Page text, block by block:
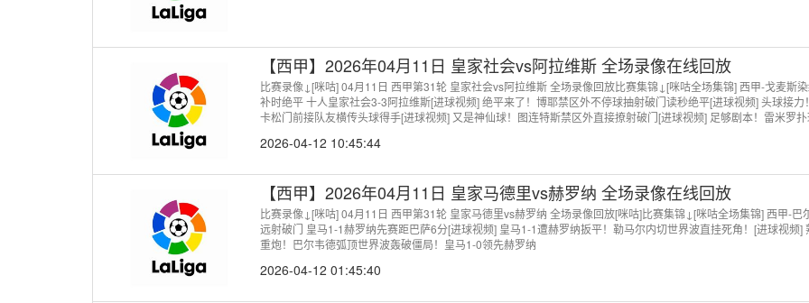
【西甲】2026年04月11日 皇家社会vs阿拉维斯 全场录像在线回放
比赛录像↓[咪咕] 04月11日 西甲第31轮 皇家社会vs阿拉维斯 全场录像回放比赛集锦↓[咪咕全场集锦] 西甲-戈麦斯
补时绝平 十人皇家社会3-3阿拉维斯[进球视频] 绝平来了！博耶禁区外不停球抽射破门读秒绝平[进球视频] 头球接力
卡松门前接队友横传头球得手[进球视频] 又是神仙球！图连特斯禁区外直接撩射破门[进球视频] 足够剧本！雷米罗扑
进自家大门
2026-04-12 10:45:44
【西甲】2026年04月11日 皇家马德里vs赫罗纳 全场录像在线回放
比赛录像↓[咪咕] 04月11日 西甲第31轮 皇家马德里vs赫罗纳 全场录像回放[咪咕]比赛集锦↓[咪咕全场集锦] 西甲-巴
远射破门 皇马1-1赫罗纳先赛距巴萨6分[进球视频] 皇马1-1遭赫罗纳扳平！勒马尔内切世界波直挂死角！[进球视频]
重炮！巴尔韦德弧顶世界波轰破僵局！皇马1-0领先赫罗纳
2026-04-12 01:45:40